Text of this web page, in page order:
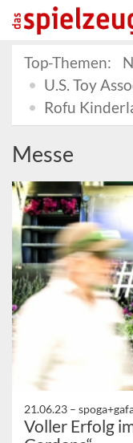
Top-Themen:
U.S. Toy
Rofu
Messe
21.06.23 –
Voller Erfolg